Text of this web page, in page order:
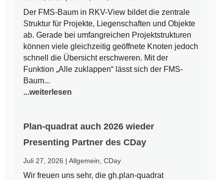
Der FMS-Baum in RKV-View bildet die zentrale
Struktur für Projekte, Liegenschaften und Objekte
ab. Gerade bei umfangreichen Projektstrukturen
können viele gleichzeitig geöffnete Knoten jedoch
schnell die Übersicht erschweren. Mit der
Funktion „Alle zuklappen“ lässt sich der FMS-
Baum...
...weiterlesen
Plan-quadrat auch 2026 wieder
Presenting Partner des CDay
Juli 27, 2026 |Allgemein ,CDay
Wir freuen uns sehr, die gh.plan-quadrat